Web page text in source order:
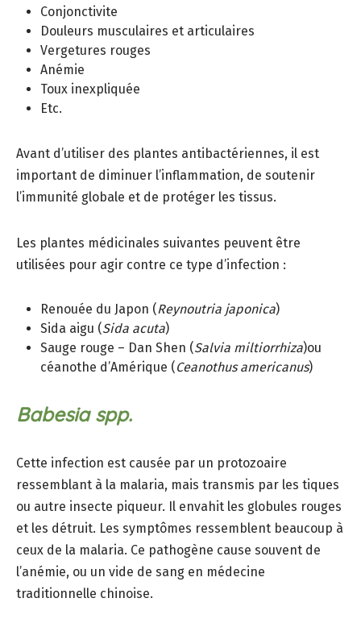
Conjonctivite
Douleurs musculaires et articulaires
Vergetures rouges
Anémie
Toux inexpliquée
Etc.
Avant d’utiliser des plantes antibactériennes, il est
important de diminuer l’inflammation, de soutenir
l’immunité globale et de protéger les tissus.
Les plantes médicinales suivantes peuvent être
utilisées pour agir contre ce type d’infection :
Renouée du Japon (Reynoutria japonica)
Sida aigu (Sida acuta)
Sauge rouge – Dan Shen (Salvia miltiorrhiza)ou
céanothe d’Amérique (Ceanothus americanus)
Babesia spp.
Cette infection est causée par un protozoaire
ressemblant à la malaria, mais transmis par les tiques
ou autre insecte piqueur. Il envahit les globules rouges
et les détruit. Les symptômes ressemblent beaucoup à
ceux de la malaria. Ce pathogène cause souvent de
l’anémie, ou un vide de sang en médecine
traditionnelle chinoise.